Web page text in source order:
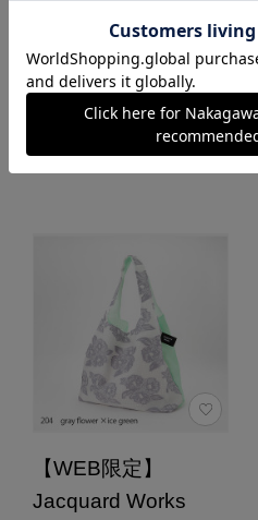
カートに入れる
あとで買う
【WEB限定】
Jacquard Works